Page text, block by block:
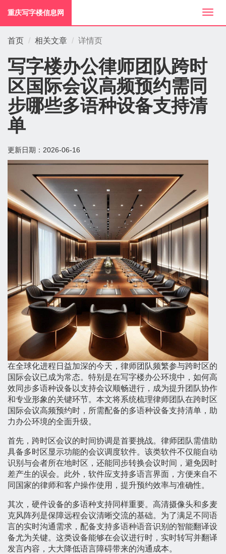
切
换
重庆写字楼信息网
首页 相关文章 详情页
写字楼办公律师团队跨时
区国际会议高频预约需同
步哪些多语种设备支持清
单
更新日期： 2026-06-16
在全球化进程日益加深的今天，律师团队频繁参与跨时区的
国际会议已成为常态。特别是在写字楼办公环境中，如何高
效同步多语种设备以支持会议顺畅进行，成为提升团队协作
和专业形象的关键环节。本文将系统梳理律师团队在跨时区
国际会议高频预约时，所需配备的多语种设备支持清单，助
力办公环境的全面升级。
首先，跨时区会议的时间协调是首要挑战。律师团队需借助
具备多时区显示功能的会议调度软件。该类软件不仅能自动
识别与会者所在地时区，还能同步转换会议时间，避免因时
差产生的误会。此外，软件应支持多语言界面，方便来自不
同国家的律师和客户操作使用，提升预约效率与准确性。
其次，硬件设备的多语种支持同样重要。高清摄像头和多麦
克风阵列是保障远程会议清晰交流的基础。为了满足不同语
言的实时沟通需求，配备支持多语种语音识别的智能翻译设
备尤为关键。这类设备能够在会议进行时，实时转写并翻译
发言内容，大大降低语言障碍带来的沟通成本。